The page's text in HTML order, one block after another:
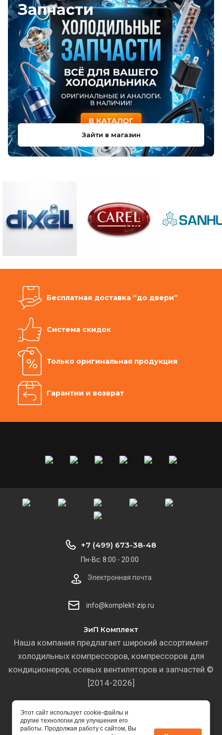
Запчасти
Зайти в магазин
Бесплатная доставка “до двери”
Система скидок
Только оригинальная продукция
Гарантии и возврат
ЗиП Комплект
Наша компания предлагает широкий ассортимент
холодильных компрессоров, компрессоров для
кондиционеров, осевых вентиляторов и запчастей.©
[2014-2026]
+7 (499) 673-38-48
Пн-Вс: 8:00 - 20:00
Электронная почта
info@komplekt-zip.ru
Этот сайт использует cookie-файлы и
другие технологии для улучшения его
работы. Продолжая работу с сайтом, Вы